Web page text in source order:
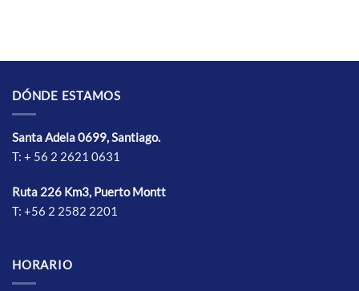
DÓNDE ESTAMOS
Santa Adela 0699, Santiago.
T: + 56 2 2621 0631
Ruta 226 Km3, Puerto Montt
T: +56 2 2582 2201
HORARIO